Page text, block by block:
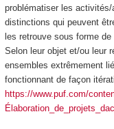
problématiser les activités/
distinctions qui peuvent
les retrouve sous forme
Selon leur objet et/ou leur
ensembles extrêmement
fonctionnant de façon
https://www.puf.com/